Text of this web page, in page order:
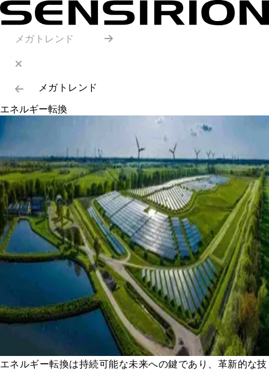
メガトレンド
メガトレンド
エネルギー転換
エネルギー転換は持続可能な未来への鍵であり、革新的な技